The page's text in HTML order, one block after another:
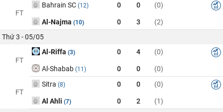
FT
Bahrain SC (12) 0 0 (0)
Al-Najma (10) 0 3
(2)
Thứ 3 - 05/05
FT
Al-Riffa (3) 0 4 (0)
Al-Shabab (11) 0 0 (0)
FT
Sitra (8) 0 0 (0)
Al Ahli (7) 0 2
(1)